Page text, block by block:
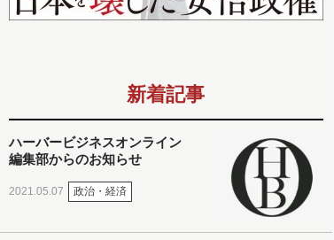
新着記事
ハーバービジネスオンライン
編集部からのお知らせ
2021.05.07 政治・経済